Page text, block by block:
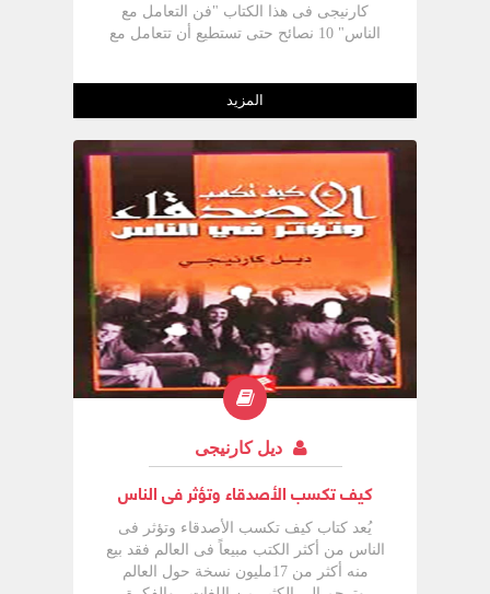
كارنيجى فى هذا الكتاب "فن التعامل مع
الناس" 10 نصائح حتى تستطيع أن تتعامل مع
المزيد
ديل كارنيجى
كيف تكسب الأصدقاء وتؤثر فى الناس
يُعد كتاب كيف تكسب الأصدقاء وتؤثر فى
الناس من أكثر الكتب مبيعاً فى العالم فقد بيع
منه أكثر من 17مليون نسخة حول العالم